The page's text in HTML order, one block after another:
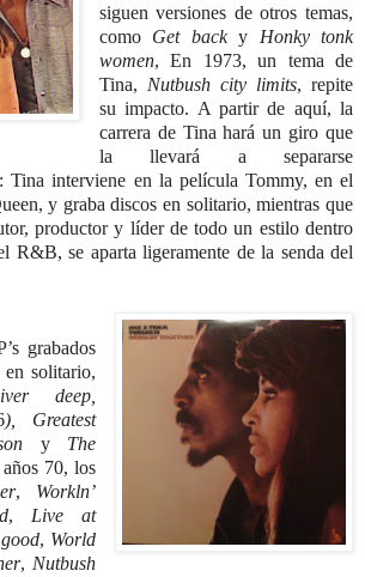
siguen versiones de otros temas,
como Get backy Honky tonk
women, En 1973, un tema de
Tina, Nutbush city limits, repite
su impacto. A partir de aquí, la
carrera de Tina hará un giro que
la llevará a separarse
Tina interviene en la película Tommy, en el
y graba discos en solitario, mientras que
productor y líder de todo un estilo dentro
R&B, se aparta ligeramente de la senda del
grabados
solitario,
deep,
), Greatest
y The
70, los
, Workln’
, Live at
good, World
, Nutbush